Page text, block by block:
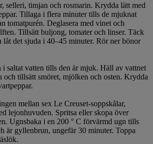
selleri, timjan och rosmarin. Krydda lätt med
Tillaga i flera minuter tills de mjuknat
tomatpurén. Deglasera med vinet och
Tillsätt buljong, tomater och linser. Täck
låt det sjuda i 40–45 minuter. Rör ner bönor
i saltat vatten tills den är mjuk. Häll av vattnet
och tillsätt smöret, mjölken och osten. Krydda
mellan sex Le Creuset-soppskålar,
lejonhuvuden. Spritsa eller skopa över
Ugnsbaka i en 200 ° C förvärmd ugn tills
är gyllenbrun, ungefär 30 minuter. Toppa